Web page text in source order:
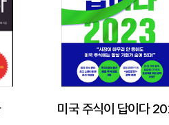
미국 주식이 답이다